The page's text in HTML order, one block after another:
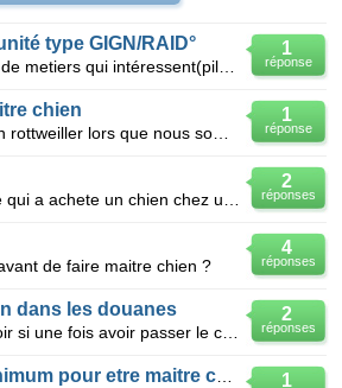
1
réponse
type GIGN/RAID°
1
réponse
chien
2
réponses
4
réponses
de faire maitre chien ?
2
réponses
dans les douanes
1